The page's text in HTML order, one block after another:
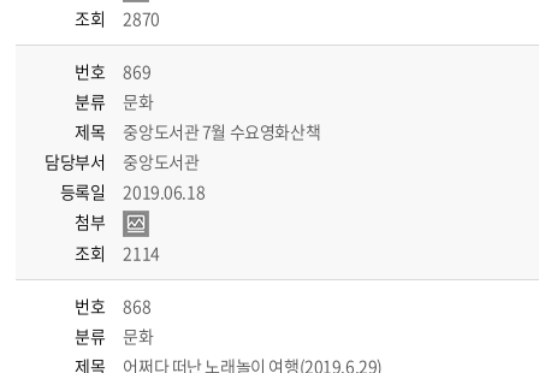
조회
2870
번호
869
분류
문화
제목
중앙도서관 7월 수요영화산책
담당부서
중앙도서관
등록일
2019.06.18
첨부
조회
2114
번호
868
분류
문화
제목
어쩌다 떠난 노래놀이 여행(2019.6.29)